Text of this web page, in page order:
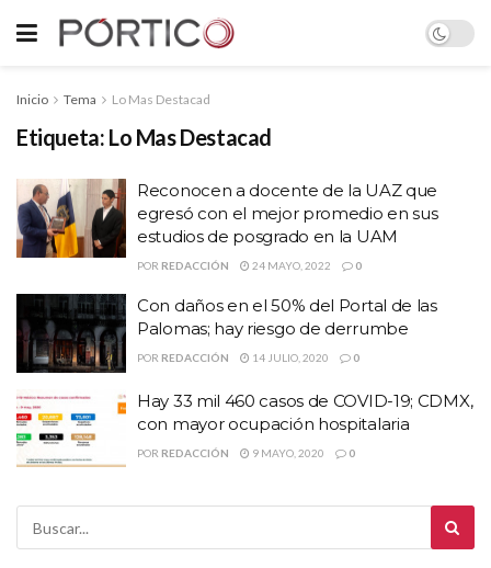
Inicio Tema Lo Mas Destacad
Etiqueta: Lo Mas Destacad
Reconocen a docente de la UAZ que
egresó con el mejor promedio en sus
estudios de posgrado en la UAM
POR REDACCIÓN 24 MAYO, 2022 0
Con daños en el 50% del Portal de las
Palomas; hay riesgo de derrumbe
POR REDACCIÓN 14 JULIO, 2020 0
Hay 33 mil 460 casos de COVID-19; CDMX,
con mayor ocupación hospitalaria
POR REDACCIÓN 9 MAYO, 2020 0